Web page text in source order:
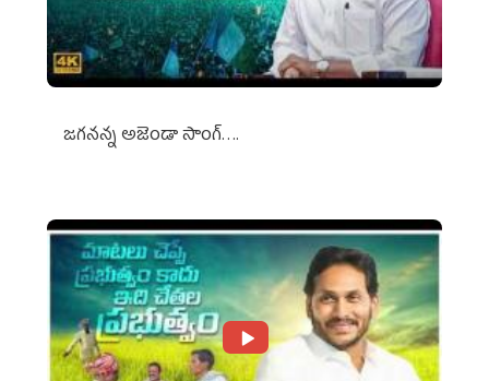
జగనన్న అజెండా సాంగ్….